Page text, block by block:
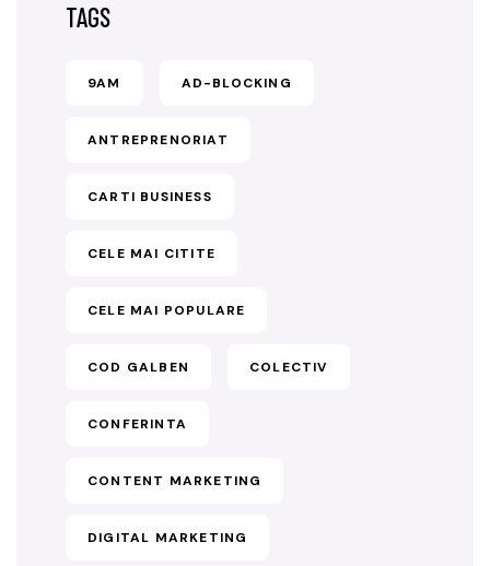
TAGS
9AM AD-BLOCKING
ANTREPRENORIAT
CARTI BUSINESS
CELE MAI CITITE
CELE MAI POPULARE
COD GALBEN COLECTIV
CONFERINTA
CONTENT MARKETING
DIGITAL MARKETING